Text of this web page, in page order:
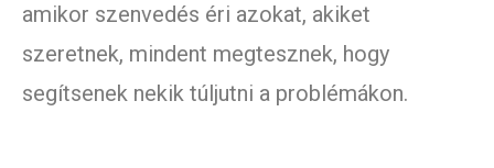
amikor szenvedés éri azokat, akiket
szeretnek, mindent megtesznek, hogy
segítsenek nekik túljutni a problémákon.